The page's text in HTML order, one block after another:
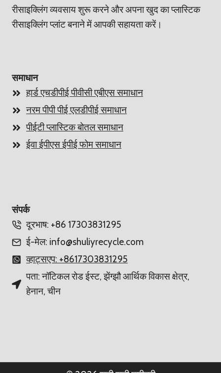
रीसाइक्लिंग व्यवसाय शुरू करने और अपना खुद का प्लास्टिक
रीसाइक्लिंग प्लांट बनाने में आपकी सहायता करें।
समाधान
हार्ड एचडीपीई पीवीसी एबीएस समाधान
नरम पीपी पीई एलडीपीई समाधान
पीईटी प्लास्टिक बोतल समाधान
ईवा ईपीएस ईपीई फोम समाधान
संपर्क
दूरभाष: +86 17303831295
ई-मेल: info@shuliyrecycle.com
व्हाट्सएप: +8617303831295
पता: नॉटिकल रोड ईस्ट, झेंग्झौ आर्थिक विकास क्षेत्र,
हेनान, चीन